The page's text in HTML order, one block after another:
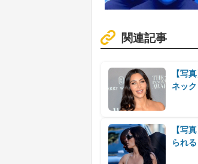
関連記事
【写
ネッ
【写
られる